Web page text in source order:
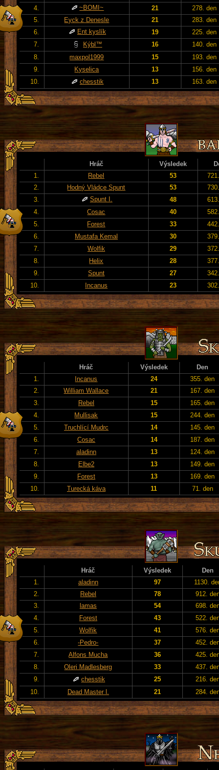
4.
~BOMI~ 21
278. den
5.
Eyck z Denesle 21
283. den
6.
Ent kyslík 19
225. den
7.
Kýbl™ 16
140. den
8.
maxpol1999 15
193. den
9.
Kyselica 13
156. den
10.
chesstik 13 163. den
Hráč Výsledek
1.
Rebel 53
2.
Hodný Vládce Spunt 53
3.
Spunt I. 48
4.
Cosac 40
5.
Forest 33
6.
Mustafa Kemal 30
7.
Wolfik 29
8.
Helix 28
9.
Spunt 27
10.
Incanus 23
Hráč Výsledek
Den
1.
Incanus 24
355. den
2.
William Wallace 21
167. den
3.
Rebel 15
165. den
4.
Mullisak 15
244. den
5.
Truchlící Mudrc 14
145. den
6.
Cosac 14
187. den
7.
aladinn 13
124. den
8.
Elbe2 13
149. den
9.
Forest 13
169. den
10.
Turecká káva 11 71. den
Hráč Výsledek
Den
1.
aladinn 97
1130.
2.
Rebel 78
912.
3.
lamas 54
698.
4.
Forest 43
522.
5.
Wolfik 41
576.
6.
-Pedro- 37
452.
7.
Alfons Mucha 36
425.
8.
Oleri Madlesberg 33
437.
9.
chesstik 25
216.
10.
Dead Master l. 21 284.